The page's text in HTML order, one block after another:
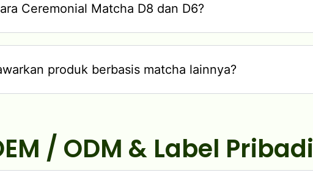
Ceremonial Matcha D8 dan D6?
produk berbasis matcha lainnya?
/ ODM & Label Pribadi